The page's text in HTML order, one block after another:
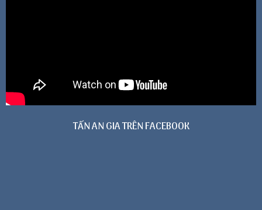
TẤN AN GIA TRÊN FACEBOOK